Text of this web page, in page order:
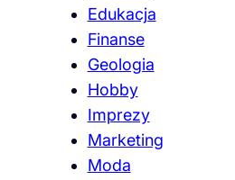
Edukacja
Finanse
Geologia
Hobby
Imprezy
Marketing
Moda